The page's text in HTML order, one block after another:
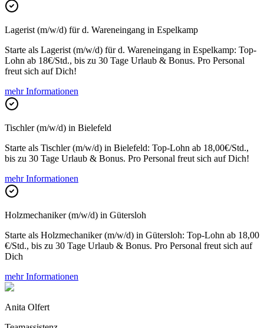
Lagerist (m/w/d) für d. Wareneingang in Espelkamp
Starte als Lagerist (m/w/d) für d. Wareneingang in Espelkamp: Top-
Lohn ab 18€/Std., bis zu 30 Tage Urlaub & Bonus. Pro Personal
freut sich auf Dich!
mehr Informationen
Tischler (m/w/d) in Bielefeld
Starte als Tischler (m/w/d) in Bielefeld: Top-Lohn ab 18,00€/Std.,
bis zu 30 Tage Urlaub & Bonus. Pro Personal freut sich auf Dich!
mehr Informationen
Holzmechaniker (m/w/d) in Gütersloh
Starte als Holzmechaniker (m/w/d) in Gütersloh: Top-Lohn ab 18,00
€/Std., bis zu 30 Tage Urlaub & Bonus. Pro Personal freut sich auf
Dich
mehr Informationen
Anita Olfert